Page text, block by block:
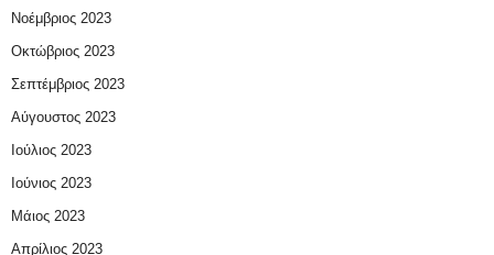
Νοέμβριος 2023
Οκτώβριος 2023
Σεπτέμβριος 2023
Αύγουστος 2023
Ιούλιος 2023
Ιούνιος 2023
Μάιος 2023
Απρίλιος 2023